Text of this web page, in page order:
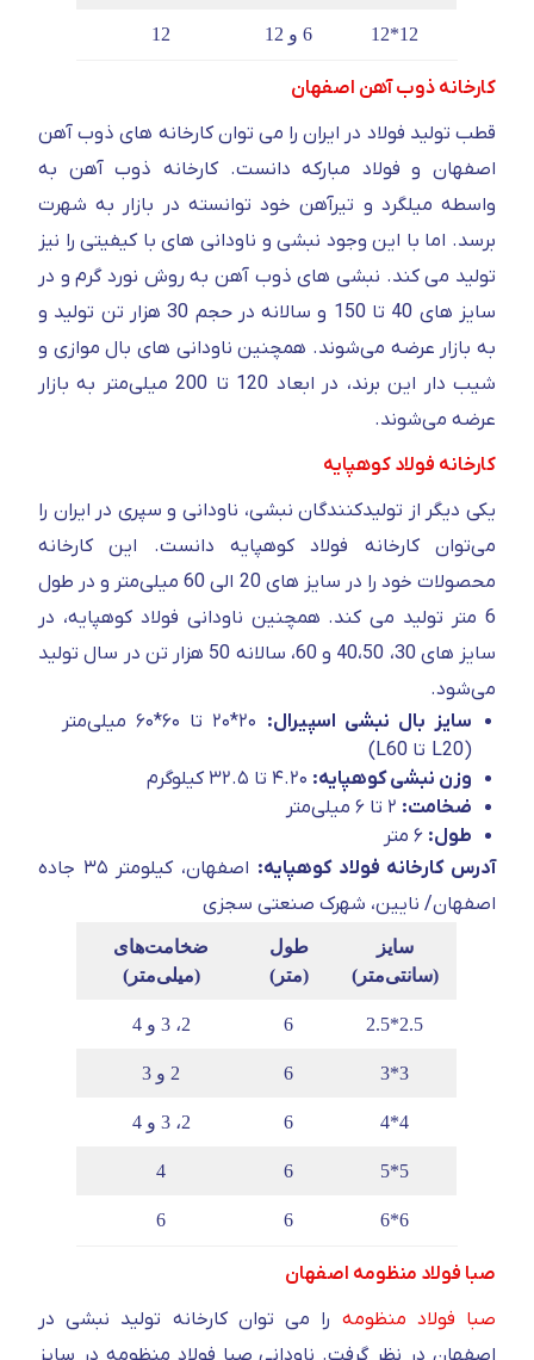
12*12 6 و 12 12
کارخانه ذوب آهن اصفهان
قطب تولید فولاد در ایران را می توان کارخانه های ذوب آهن
اصفهان و فولاد مبارکه دانست. کارخانه ذوب آهن به
واسطه میلگرد و تیرآهن خود توانسته در بازار به شهرت
برسد. اما با این وجود نبشی و ناودانی های با کیفیتی را نیز
تولید می کند. نبشی های ذوب آهن به روش نورد گرم و در
سایز های 40 تا 150 و سالانه در حجم 30 هزار تن تولید و
به بازار عرضه می‌شوند. همچنین ناودانی های بال موازی و
شیب دار این برند، در ابعاد 120 تا 200 میلی‌متر به بازار
عرضه می‌شوند.
کارخانه فولاد کوهپایه
یکی دیگر از تولیدکنندگان نبشی، ناودانی و سپری در ایران را
می‌توان کارخانه فولاد کوهپایه دانست. این کارخانه
محصولات خود را در سایز های 20 الی 60 میلی‌متر و در طول
6 متر تولید می کند. همچنین ناودانی فولاد کوهپایه، در
سایز های 30، 40،50 و 60، سالانه 50 هزار تن در سال تولید
می‌شود.
سایز بال نبشی اسپیرال:
۲۰*۲۰ تا ۶۰*۶۰ میلی‌متر
(L20 تا L60)
وزن نبشی کوهپایه:
ضخامت:
طول:
آدرس کارخانه فولاد کوهپایه:
اصفهان، کیلومتر ۳۵ جاده
اصفهان/ نایین، شهرک صنعتی سجزی
سایز
(سانتی‌متر)
طول
(متر)
ضخامت‌های
(میلی‌متر)
2.5*2.5
6 2، 3 و 4
3*3
6 2 و 3
4*4
6 2، 3 و 4
5*5
6
4
6*6
6
6
صبا فولاد منظومه اصفهان
صبا فولاد منظومه را می توان کارخانه تولید نبشی در
اصفهان در نظر گرفت. ناودانی صبا فولاد منظومه در سایز